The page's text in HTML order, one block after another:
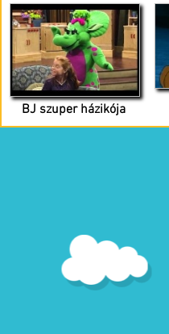
BJ szuper házikója